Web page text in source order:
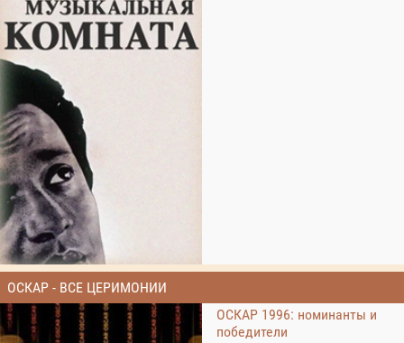
ОСКАР - ВСЕ ЦЕРИМОНИИ
ОСКАР 1996: номинанты и
победители